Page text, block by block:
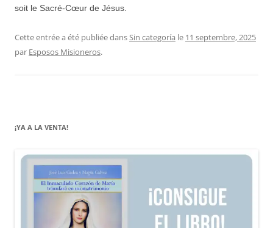
soit le Sacré-Cœur de Jésus.
Cette entrée a été publiée dansSin categoría le 11 septembre, 2025
par Esposos Misioneros.
¡YA A LA VENTA!